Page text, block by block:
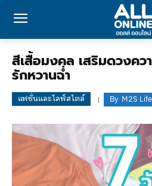
สีเสื้อมงคล เสริมดวงคว
รักหวานฉ่ำ
แฟชั่นและไลฟ์สไตล์ By M2S